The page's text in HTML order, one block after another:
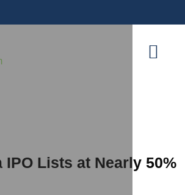
IPO Lists at Nearly 50%